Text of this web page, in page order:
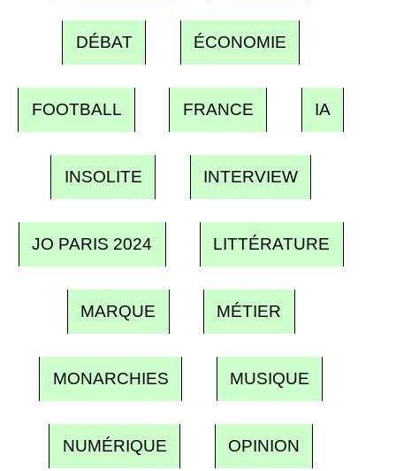
DÉBAT ÉCONOMIE
FOOTBALL FRANCE IA
INSOLITE INTERVIEW
JO PARIS 2024 LITTÉRATURE
MARQUE MÉTIER
MONARCHIES MUSIQUE
NUMÉRIQUE OPINION